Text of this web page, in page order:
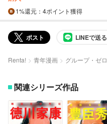
1%還元 ：4ポイント獲得
ポスト LINEで送る
Renta! 青年漫画 グループ・ゼロ
関連シリーズ作品